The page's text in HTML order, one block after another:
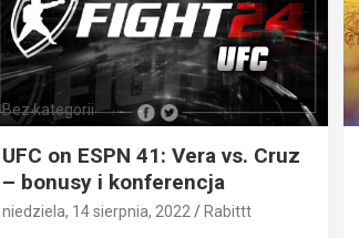
Bez kategorii
UFC on ESPN 41: Vera vs. Cruz
– bonusy i konferencja
niedziela, 14 sierpnia, 2022 Rabittt